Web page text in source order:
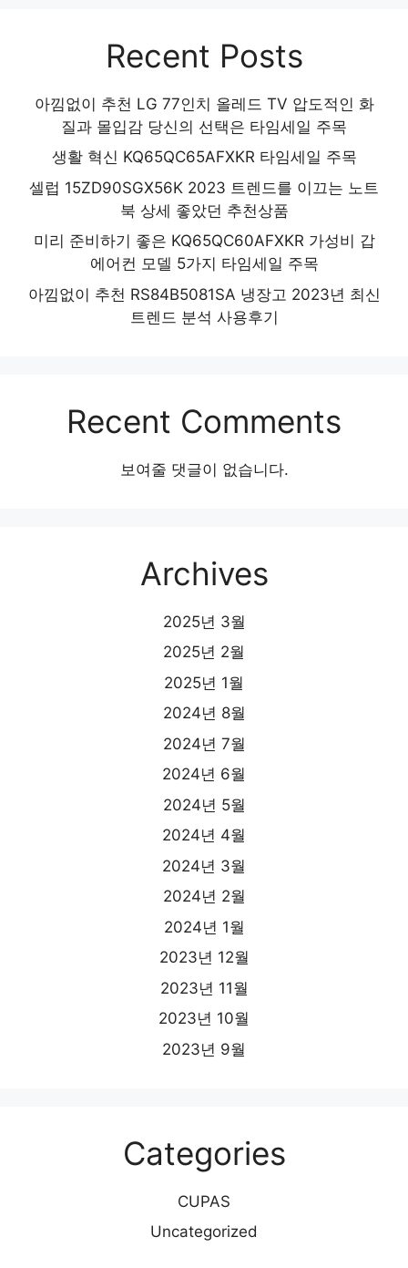
Recent Posts
아낌없이 추천 LG 77인치 올레드 TV 압도적인 화
질과 몰입감 당신의 선택은 타임세일 주목
생활 혁신 KQ65QC65AFXKR 타임세일 주목
셀럽 15ZD90SGX56K 2023 트렌드를 이끄는 노트
북 상세 좋았던 추천상품
미리 준비하기 좋은 KQ65QC60AFXKR 가성비 갑
에어컨 모델 5가지 타임세일 주목
아낌없이 추천 RS84B5081SA 냉장고 2023년 최신
트렌드 분석 사용후기
Recent Comments
보여줄 댓글이 없습니다.
Archives
2025년 3월
2025년 2월
2025년 1월
2024년 8월
2024년 7월
2024년 6월
2024년 5월
2024년 4월
2024년 3월
2024년 2월
2024년 1월
2023년 12월
2023년 11월
2023년 10월
2023년 9월
Categories
CUPAS
Uncategorized